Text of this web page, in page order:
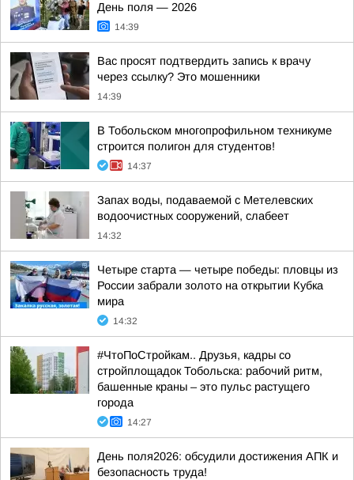
День поля — 2026
14:39
Вас просят подтвердить запись к врачу
через ссылку? Это мошенники
14:39
В Тобольском многопрофильном техникуме
строится полигон для студентов!
14:37
Запах воды, подаваемой с Метелевских
водоочистных сооружений, слабеет
14:32
Четыре старта — четыре победы: пловцы из
России забрали золото на открытии Кубка
мира
14:32
#ЧтоПоСтройкам.. Друзья, кадры со
стройплощадок Тобольска: рабочий ритм,
башенные краны – это пульс растущего
города
14:27
День поля2026: обсудили достижения АПК и
безопасность труда!